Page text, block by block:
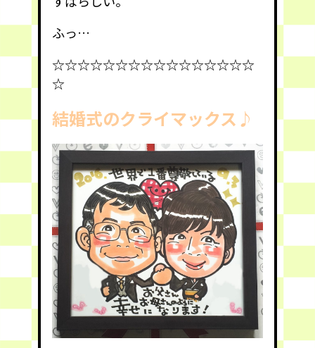
ふっ…
☆☆☆☆☆☆☆☆☆☆☆☆☆☆☆☆
☆
結婚式のクライマックス♪